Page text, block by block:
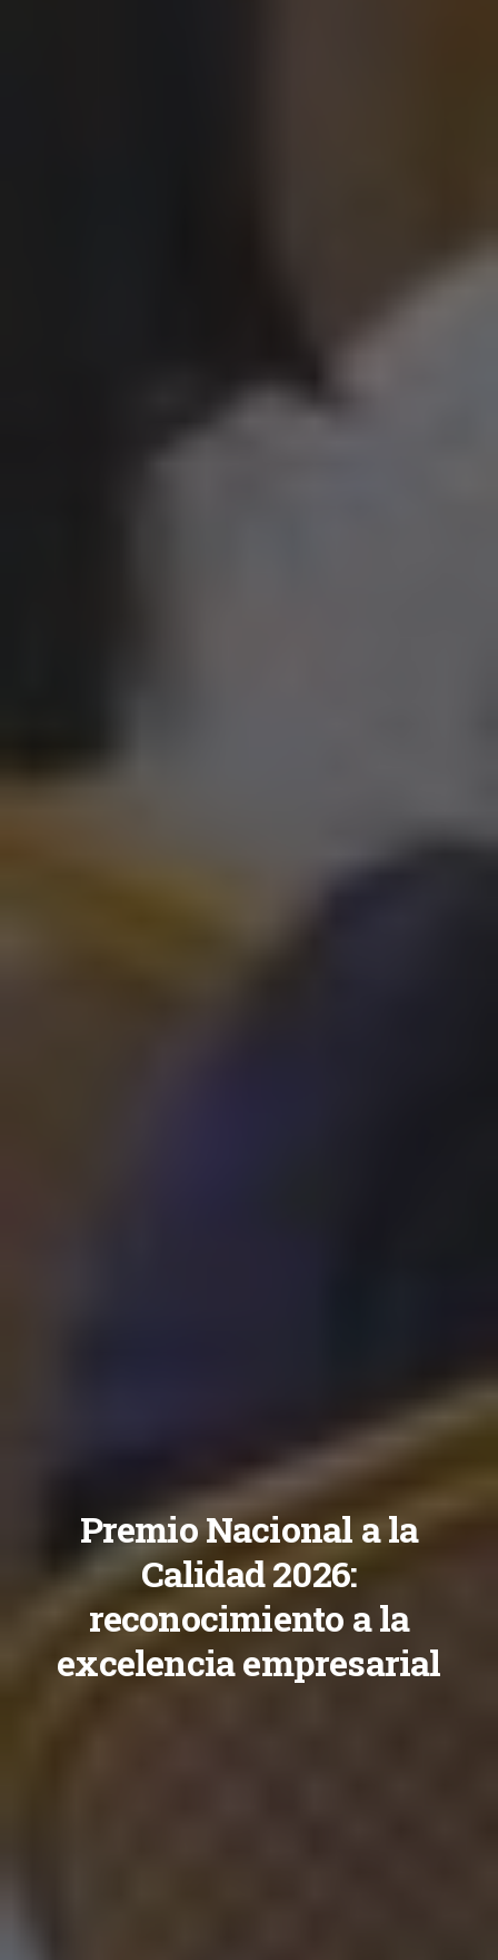
Premio Nacional a la
Calidad 2026:
reconocimiento a la
excelencia empresarial